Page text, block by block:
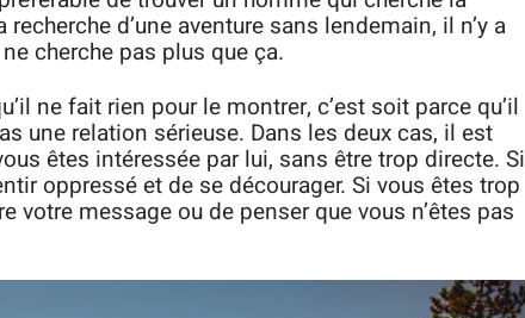
d’une aventure sans lendemain, il n’y a
cherche pas plus que ça.
ne fait rien pour le montrer, c’est soit parce qu’il
une relation sérieuse. Dans les deux cas, il est
êtes intéressée par lui, sans être trop directe. Si
oppressé et de se décourager. Si vous êtes trop
votre message ou de penser que vous n’êtes pas